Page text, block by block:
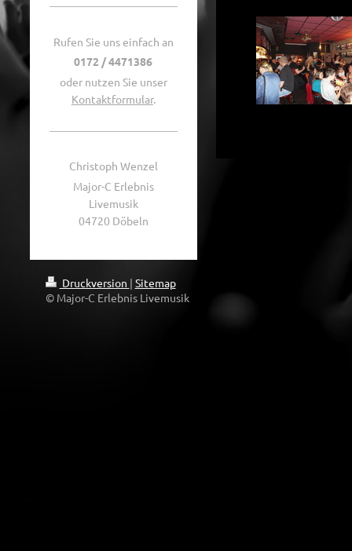
Rufen Sie uns einfach an
0172 / 4471386
oder nutzen Sie unser
Kontaktformular.
Christoph Wenzel
Major-C Erlebnis
Livemusik
04720 Döbeln
Druckversion | Sitemap
© Major-C Erlebnis Livemusik